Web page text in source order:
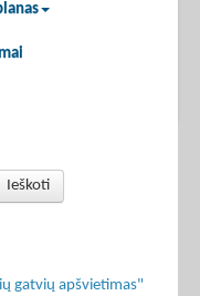
Ieškoti
gatvių apšvietimas"